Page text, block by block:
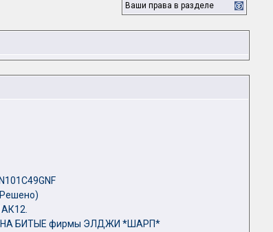
Ваши права в разделе
БИТЫЕ фирмы ЭЛДЖИ *ШАРП*